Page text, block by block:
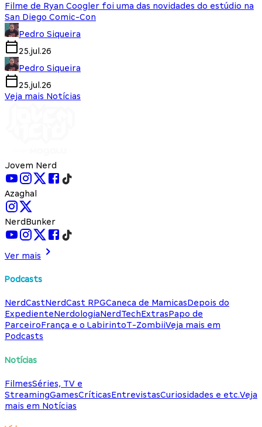
Filme de Ryan Coogler foi uma das novidades do estúdio na
San Diego Comic-Con
Pedro Siqueira
25.jul.26
Pedro Siqueira
25.jul.26
Veja mais Notícias
Jovem Nerd
Azaghal
NerdBunker
Ver mais
Podcasts
NerdCastNerdCast RPGCaneca de MamicasDepois do
ExpedienteNerdologiaNerdTechExtrasPapo de
ParceiroFrança e o LabirintoT-ZombiiVeja mais em
Podcasts
Notícias
FilmesSéries, TV e
StreamingGamesCríticasEntrevistasCuriosidades e etc.Veja
mais em Notícias